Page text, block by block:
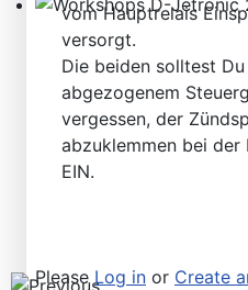
Workshops D-Jetronic
vom Hauptrelais
versorgt.
Die beiden solltest
abgezogenem
vergessen, der
abzuklemmen bei der
EIN.
PleaseLog in or Create